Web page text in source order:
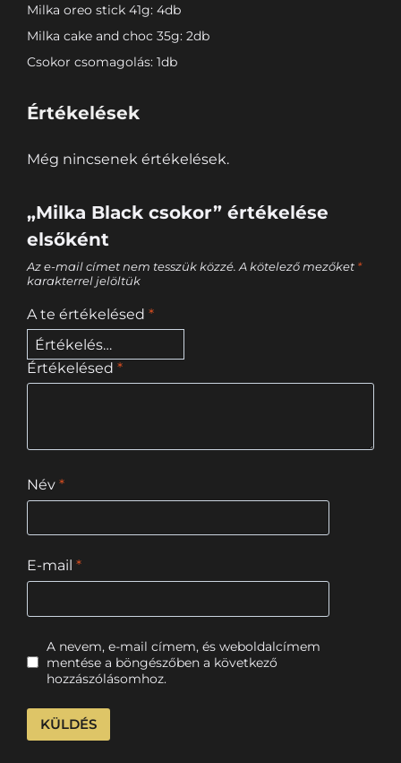
Milka oreo stick 41g: 4db
Milka cake and choc 35g: 2db
Csokor csomagolás: 1db
Értékelések
Még nincsenek értékelések.
„Milka Black csokor” értékelése
elsőként
Az e-mail címet nem tesszük közzé. A kötelező mezőket *
karakterrel jelöltük
A te értékelésed *
Értékelésed *
Név *
E-mail *
A nevem, e-mail címem, és weboldalcímem
mentése a böngészőben a következő
hozzászólásomhoz.